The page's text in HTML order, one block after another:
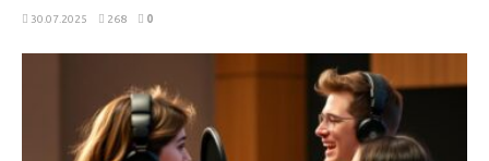
30.07.2025 268 0